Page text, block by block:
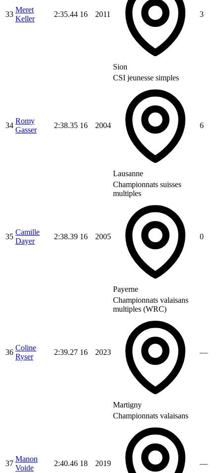
33
Meret
Keller
2:35.44 16 2011
Sion
3
34
Romy
Gasser
2:38.35 16 2004
CSI jeunesse simples
Lausanne
6
35
Camille
Dayer
2:38.39 16 2005
Championnats suisses
multiples
Payerne
0
36
Coline
Ryser
2:39.27 16 2023
Championnats valaisans
multiples (WRC)
Martigny
—
37
Manon
Voide
2:40.46 18 2019
Championnats valaisans
—